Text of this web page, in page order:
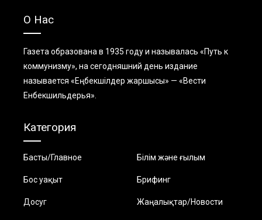
О Нас
Газета образована в 1935 году и называлась «Путь к
коммунизму», на сегодняшний день издание
называется «Еңбекшiлдер жаршысы» — «Вести
Енбекшильдерья».
Категория
Басты/Главное Білім және ғылым
Бос уақыт Брифинг
Досуг Жаңалықтар/Новости